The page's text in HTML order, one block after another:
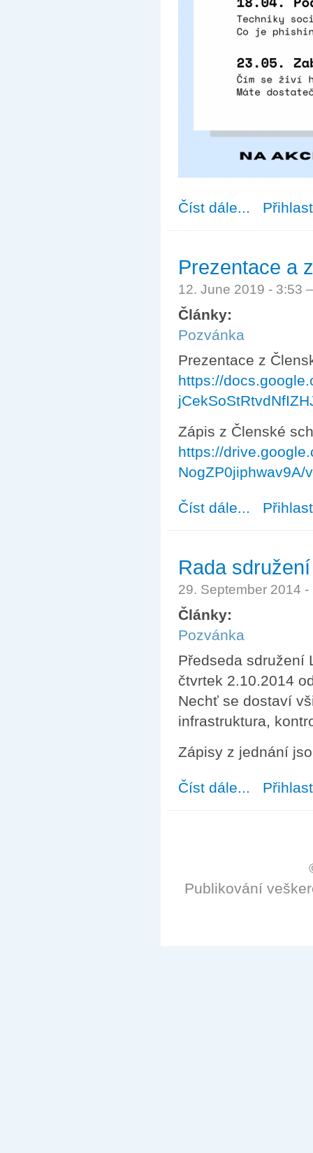
Číst dále... about Cyklus
Prezentace a
12. June 2019 -
Články:
Pozvánka
Prezentace z
https://
Zápis z Členské
https://
NogZP0jiphwav9A/
Číst dále... about
Rada
29. September 2014
Články:
Pozvánka
Předseda sdružení
čtvrtek 2.10.2014
Nechť se dostaví
infrastruktura,
Zápisy z jednání
Číst dále... about Rada
Publikování